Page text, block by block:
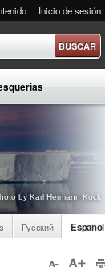
Inicio de sesión
by Karl Hermann Kock
Русский Español